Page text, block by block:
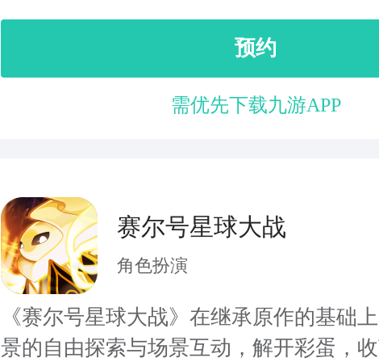
预约
需优先下载九游APP
赛尔号星球大战
角色扮演
《赛尔号星球大战》在继承原作的基础
景的自由探索与场景互动，解开彩蛋，